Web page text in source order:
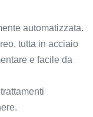
automatizzata.
tutta in acciaio
e facile da